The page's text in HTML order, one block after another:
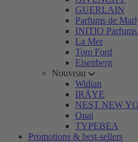
GUERLAIN
Parfums de
INITIO Parfums
La Mer
Tom Ford
Eisenberg
Nouveau
Widian
IRÄYE
NEST NEW
Ouai
TYPEBEA
Promotions & best-sellers